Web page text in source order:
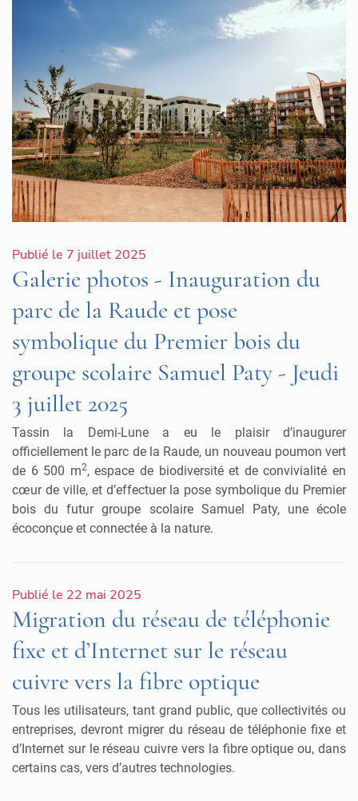
Publié le 7 juillet 2025
Galerie photos - Inauguration du
parc de la Raude et pose
symbolique du Premier bois du
groupe scolaire Samuel Paty - Jeudi
3 juillet 2025
Tassin la Demi-Lune a eu le plaisir d’inaugurer
officiellement le parc de la Raude, un nouveau poumon vert
de 6 500 m2, espace de biodiversité et de convivialité en
cœur de ville, et d’effectuer la pose symbolique du Premier
bois du futur groupe scolaire Samuel Paty, une école
écoconçue et connectée à la nature.
Publié le 22 mai 2025
Migration du réseau de téléphonie
fixe et d’Internet sur le réseau
cuivre vers la fibre optique
Tous les utilisateurs, tant grand public, que collectivités ou
entreprises, devront migrer du réseau de téléphonie fixe et
d’Internet sur le réseau cuivre vers la fibre optique ou, dans
certains cas, vers d’autres technologies.